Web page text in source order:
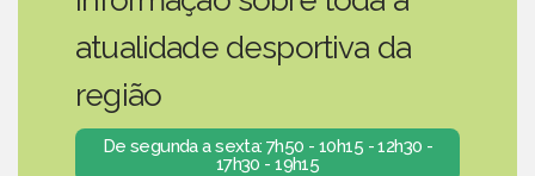
atualidade desportiva da
região
De segunda a sexta: 7h50 - 10h15 - 12h30 -
17h30 - 19h15